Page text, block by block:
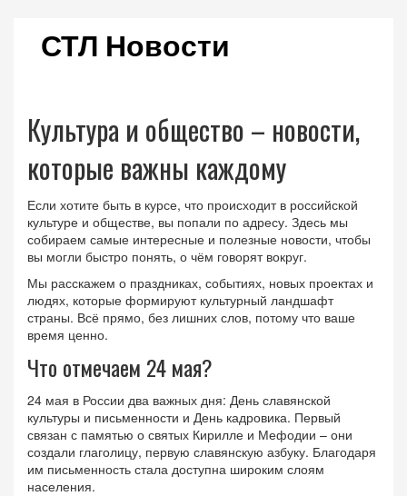
СТЛ Новости
Культура и общество – новости,
которые важны каждому
Если хотите быть в курсе, что происходит в российской
культуре и обществе, вы попали по адресу. Здесь мы
собираем самые интересные и полезные новости, чтобы
вы могли быстро понять, о чём говорят вокруг.
Мы расскажем о праздниках, событиях, новых проектах и
людях, которые формируют культурный ландшафт
страны. Всё прямо, без лишних слов, потому что ваше
время ценно.
Что отмечаем 24 мая?
24 мая в России два важных дня: День славянской
культуры и письменности и День кадровика. Первый
связан с памятью о святых Кирилле и Мефодии – они
создали глаголицу, первую славянскую азбуку. Благодаря
им письменность стала доступна широким слоям
населения.